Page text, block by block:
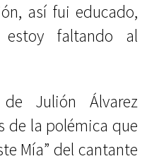
así fui educado,
faltando al
de Julión Álvarez
de la polémica que
Mía” del cantante